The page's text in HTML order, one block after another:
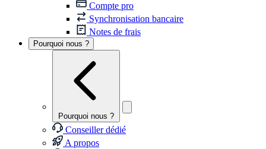
Compte pro
Synchronisation bancaire
Notes de frais
Pourquoi nous ?
Pourquoi nous ?
Conseiller dédié
A propos